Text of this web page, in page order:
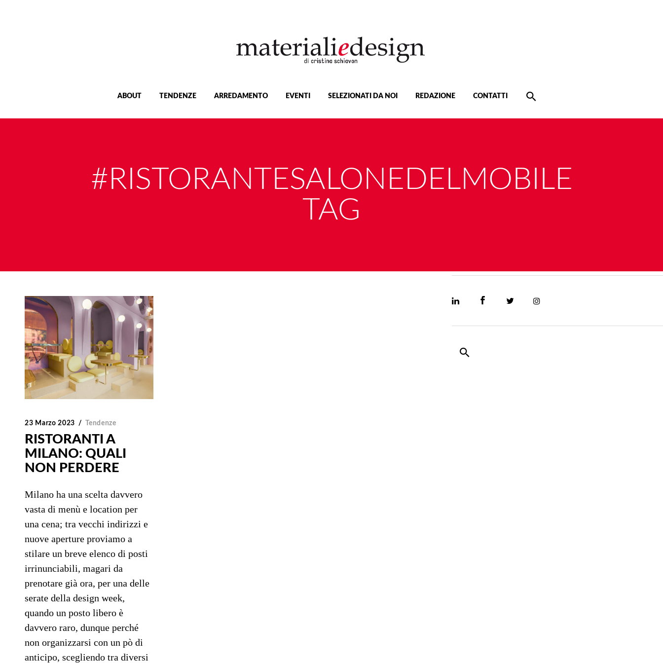
ABOUT TENDENZE ARREDAMENTO EVENTI SELEZIONATI DA NOI REDAZIONE CONTATTI
#RISTORANTESALONEDELMOBILE
TAG
23 Marzo 2023 Tendenze
RISTORANTI A
MILANO: QUALI
NON PERDERE
Milano ha una scelta davvero
vasta di menù e location per
una cena; tra vecchi indirizzi e
nuove aperture proviamo a
stilare un breve elenco di posti
irrinunciabili, magari da
prenotare già ora, per una delle
serate della design week,
quando un posto libero è
davvero raro, dunque perché
non organizzarsi con un pò di
anticipo, scegliendo tra diversi